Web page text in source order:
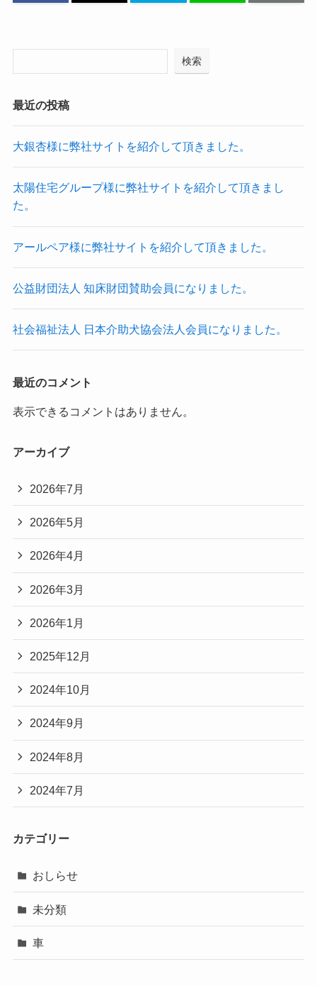
検索
最近の投稿
大銀杏様に弊社サイトを紹介して頂きました。
太陽住宅グループ様に弊社サイトを紹介して頂きまし
た。
アールペア様に弊社サイトを紹介して頂きました。
公益財団法人 知床財団賛助会員になりました。
社会福祉法人 日本介助犬協会法人会員になりました。
最近のコメント
表示できるコメントはありません。
アーカイブ
2026年7月
2026年5月
2026年4月
2026年3月
2026年1月
2025年12月
2024年10月
2024年9月
2024年8月
2024年7月
カテゴリー
おしらせ
未分類
車